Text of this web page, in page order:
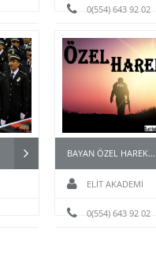
0(554) 643 92 02
BAYAN ÖZEL HAREKAT (PÖH) KURSLARI
ELİT AKADEMİ
0(554) 643 92 02